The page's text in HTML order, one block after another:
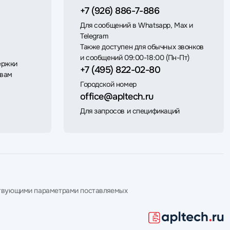
+7 (926) 886-7-886
Для сообщений в Whatsapp, Max и
Telegram
Также доступен для обычных звонков
и сообщений 09:00-18:00 (Пн-Пт)
+7 (495) 822-02-80
Городской номер
office@apltech.ru
Для запросов и спецификаций
параметрами поставляемых